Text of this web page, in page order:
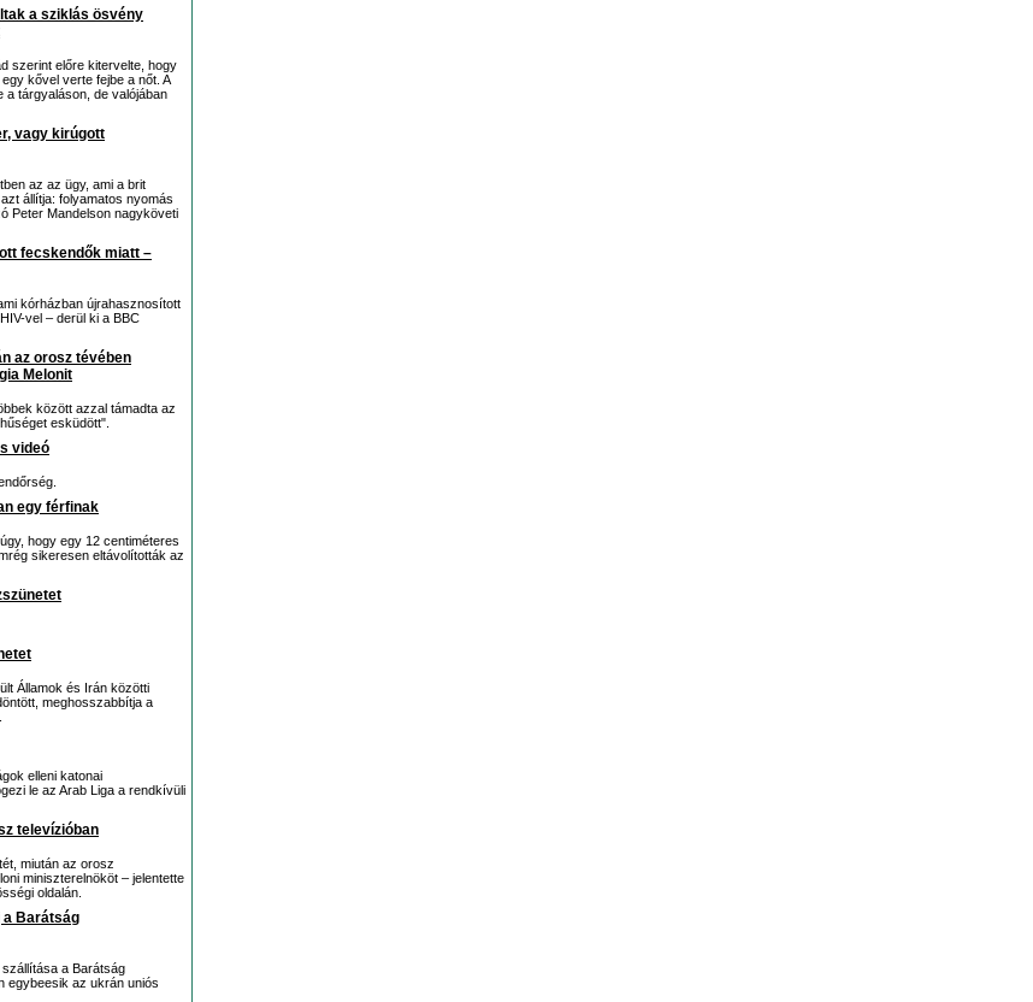
a sziklás ösvény
szerint előre kitervelte, hogy
kővel verte fejbe a nőt. A
tárgyaláson, de valójában
vagy kirúgott
az az ügy, ami a brit
állítja: folyamatos nyomás
Peter Mandelson nagyköveti
fecskendők miatt –
kórházban újrahasznosított
vel – derül ki a BBC
az orosz tévében
Melonit
között azzal támadta az
esküdött".
videó
egy férfinak
hogy egy 12 centiméteres
sikeresen eltávolították az
Államok és Irán közötti
meghosszabbítja a
elleni katonai
le az Arab Liga a rendkívüli
televízióban
miután az orosz
miniszterelnököt – jelentette
oldalán.
a Barátság
a Barátság
egybeesik az ukrán uniós